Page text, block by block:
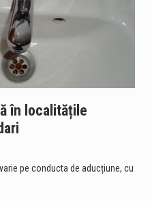
în localitățile
pe conducta de aducțiune, cu